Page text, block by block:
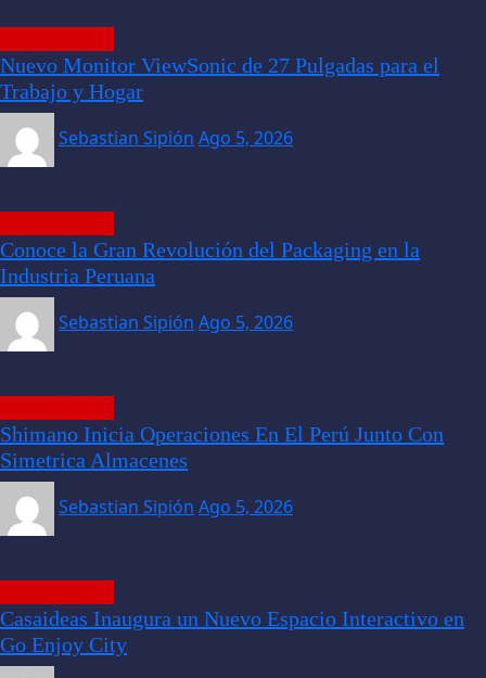
Nuevo Monitor ViewSonic de 27 Pulgadas para el
Trabajo y Hogar
Sebastian Sipión Ago 5, 2026
Conoce la Gran Revolución del Packaging en la
Industria Peruana
Sebastian Sipión Ago 5, 2026
Shimano Inicia Operaciones En El Perú Junto Con
Simetrica Almacenes
Sebastian Sipión Ago 5, 2026
Casaideas Inaugura un Nuevo Espacio Interactivo en
Go Enjoy City